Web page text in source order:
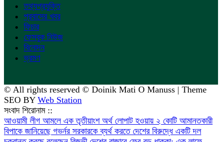
তথ্যপ্রযুক্তি
প্রবাসের খবর
ফিচার
ফেসবুক নিউজ
বিনোদন
ভ্রমণ
© All rights reserved © Doinik Mati O Manuss | Theme
SEO BY Web Station
সংবাদ শিরোনাম ::
আওয়ামী লীগ আমলে এক তৃতীয়াংশ অর্থ লোপাট হওয়ায় ২ কোটি আমানতকারী
বিপাকে জানিয়েছে গভর্নর সরকারকে ব্যর্থ করতে দেশের বিরুদ্ধে একটি দল